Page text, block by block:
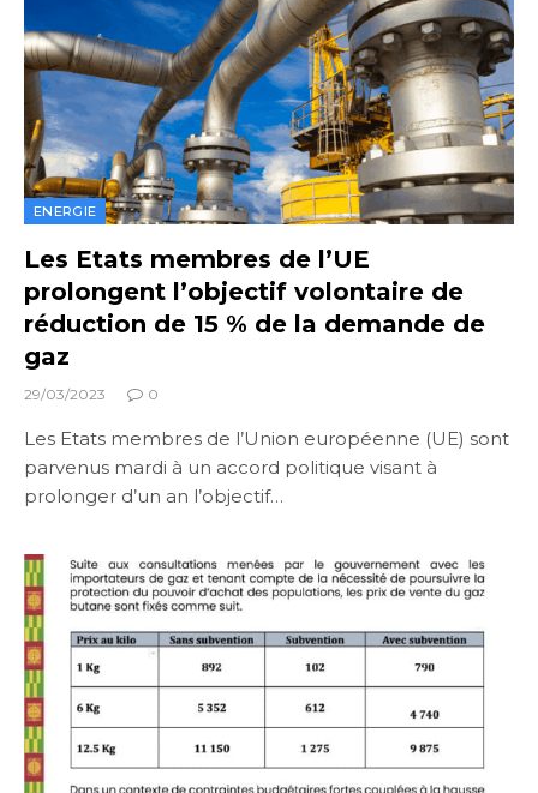
ENERGIE
Les Etats membres de l’UE
prolongent l’objectif volontaire de
réduction de 15 % de la demande de
gaz
29/03/2023 0
Les Etats membres de l’Union européenne (UE) sont
parvenus mardi à un accord politique visant à
prolonger d’un an l’objectif…